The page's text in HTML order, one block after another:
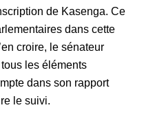
de Kasenga. Ce
dans cette
croire, le sénateur
les éléments
dans son rapport
le suivi.